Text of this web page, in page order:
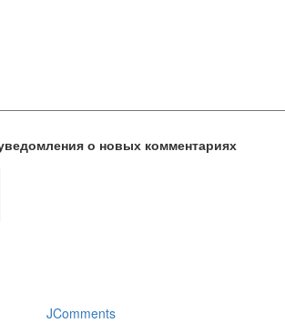
о новых комментариях
JComments